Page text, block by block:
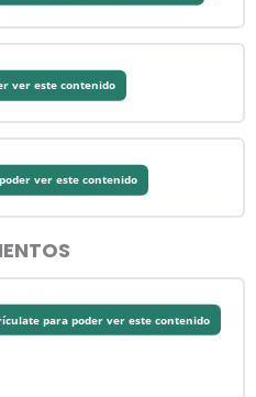
ver este contenido
ver este contenido
para poder ver este contenido